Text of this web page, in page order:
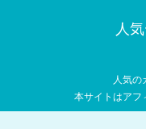
人
人気の
本サイトはアフ